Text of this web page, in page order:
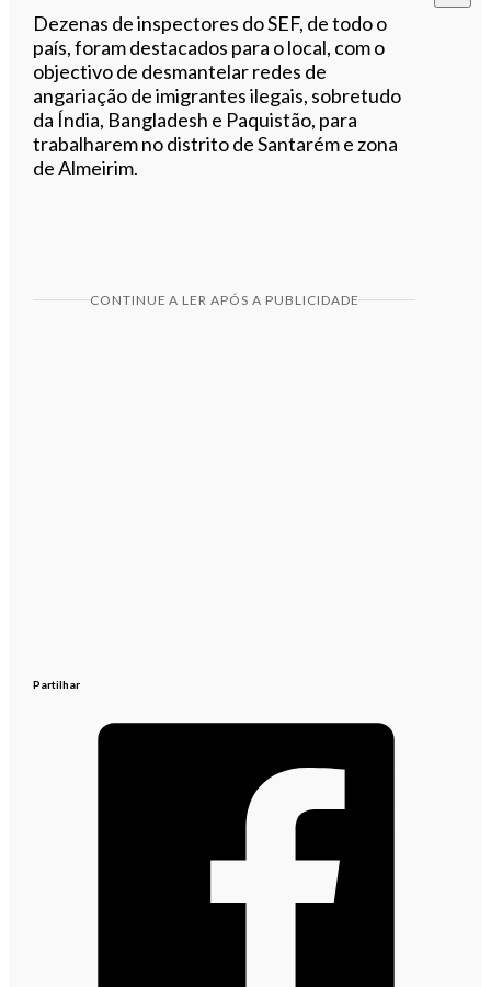
Dezenas de inspectores do SEF, de todo o
país, foram destacados para o local, com o
objectivo de desmantelar redes de
angariação de imigrantes ilegais, sobretudo
da Índia, Bangladesh e Paquistão, para
trabalharem no distrito de Santarém e zona
de Almeirim.
CONTINUE A LER APÓS A PUBLICIDADE
Partilhar